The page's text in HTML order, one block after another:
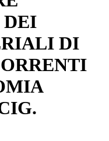
DEI
DI